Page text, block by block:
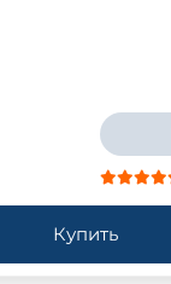
Купить